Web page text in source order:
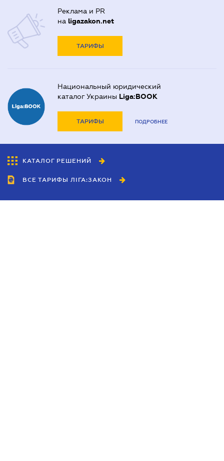
Реклама и PR
на ligazakon.net
ТАРИФЫ
Национальный юридический
каталог Украины Liga:BOOK
ТАРИФЫ ПОДРОБНЕЕ
КАТАЛОГ РЕШЕНИЙ
ВСЕ ТАРИФЫ ЛІГА:ЗАКОН